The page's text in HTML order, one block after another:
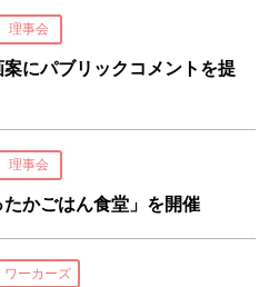
理事会
にパブリックコメントを提
理事会
かごはん食堂」を開催
ワーカーズ